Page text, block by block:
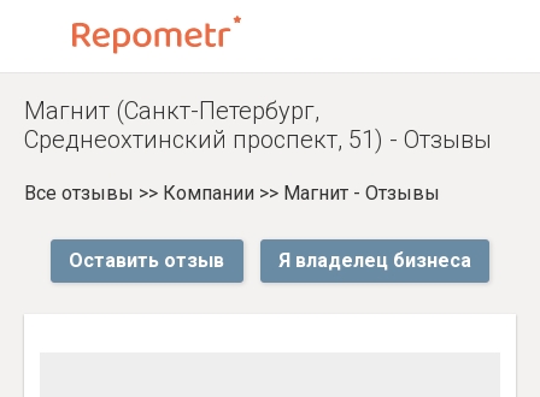
Магнит (Санкт-Петербург,
Среднеохтинский проспект, 51) - Отзывы
Все отзывы >> Компании >> Магнит - Отзывы
Оставить отзыв Я владелец бизнеса